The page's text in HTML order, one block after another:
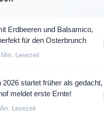
Erdbeeren und Balsamico,
für den Osterbrunch
Min. Lesezeit
2026 startet früher als gedacht,
meldet erste Ernte!
Lesezeit